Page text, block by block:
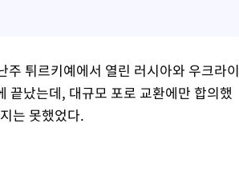
튀르키예에서 열린 러시아와 우크라이
끝났는데, 대규모 포로 교환에만 합의했
는 못했었다.